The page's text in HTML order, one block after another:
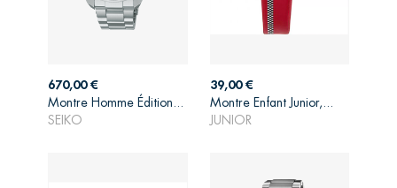
Prix
670,00 €
Montre Homme Édition...
SEIKO
AJOUTER AU
PANIER
Prix
39,00 €
Montre Enfant Junior,...
JUNIOR
AJOUTER AU
PANIER